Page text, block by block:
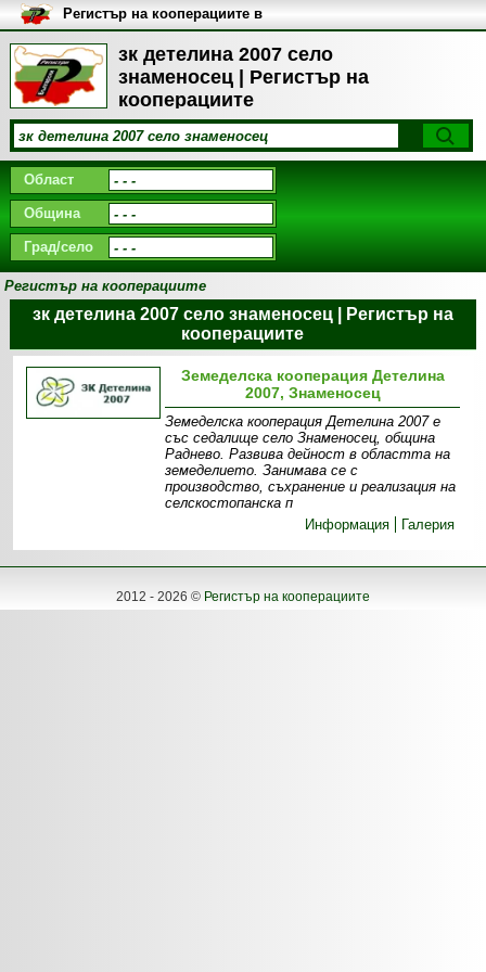
зк детелина 2007 село
знаменосец | Регистър на
кооперациите
Регистър на кооперациите в
България
Област
Община
Град/село
Регистър на кооперациите
зк детелина 2007 село знаменосец | Регистър на
кооперациите
Земеделска кооперация Детелина
2007, Знаменосец
Земеделска кооперация Детелина 2007 е
със седалище село Знаменосец, община
Раднево. Развива дейност в областта на
земеделието. Занимава се с
производство, съхранение и реализация на
селскостопанска п
Информация
Галерия
2012 - 2026 © Регистър на кооперациите